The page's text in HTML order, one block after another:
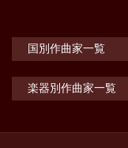
国別作曲家一覧
楽器別作曲家一覧